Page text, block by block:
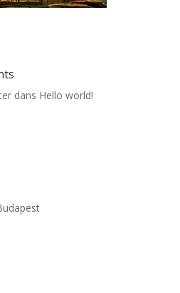
dans Hello world!